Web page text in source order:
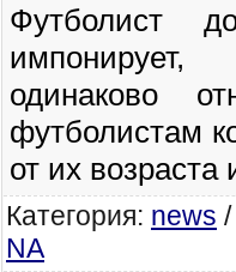
Футболист
одинаково
футболистам
от их
Категория: news
NA